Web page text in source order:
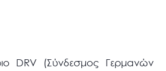
DRV (Σύνδεσμος Γερμανών